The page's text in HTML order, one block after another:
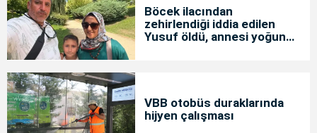
Böcek ilacından
zehirlendiği iddia edilen
Yusuf öldü, annesi yoğun
VBB otobüs duraklarında
hijyen çalışması